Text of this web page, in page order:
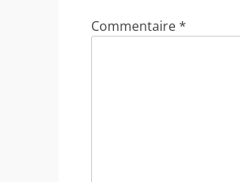
Commentaire*